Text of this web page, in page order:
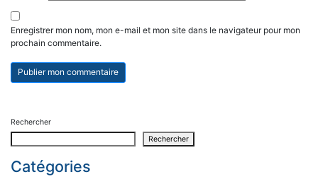
Enregistrer mon nom, mon e-mail et mon site dans le navigateur pour mon
prochain commentaire.
Rechercher
Rechercher
Catégories